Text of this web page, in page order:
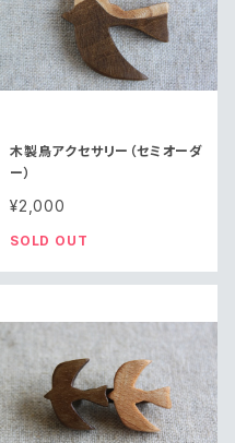
木製鳥アクセサリー（セミオーダ
ー）
¥2,000
SOLD OUT